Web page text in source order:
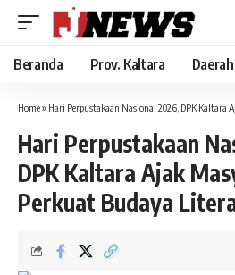
Beranda Prov. Kaltara Daerah
Home» Hari Perpustakaan Nasional 2026, DPK Kaltara
Hari Perpustakaan
DPK Kaltara Ajak
Perkuat Budaya